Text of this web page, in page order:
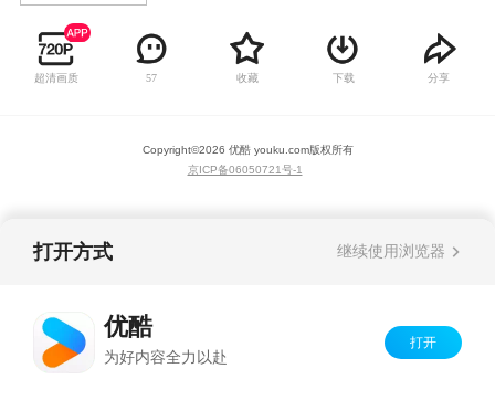
家，机缘巧合之下偶得真火，再踏仙武之路。这
是一个神魔仙佛并立的世界，这是一个诸天万域
混乱的年代，叶辰的逆天征途，由此开始。
超清画质 57 收藏 下载 分享
Copyright©2026 优酷 youku.com版权所有
京ICP备06050721号-1
打开方式 继续使用浏览器
优酷
为好内容全力以赴
打开